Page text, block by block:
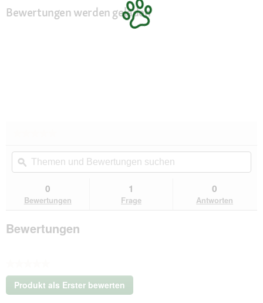
Bewertungen werden geladen
Beurteilungswert
für
Tierlando
Orthopädisches
Hundebett
Teddy-
1,3
m,
Themen
und
Bewertungen
ϙ
0
Bewertungen
1
Frage
0
Antworten
Bewertungen
Kein
Beurteilungswert
Produkt als Erster bewerten
.